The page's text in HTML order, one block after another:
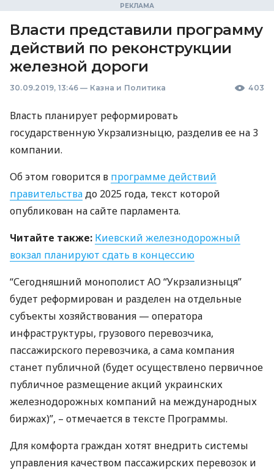
Власти представили программу
действий по реконструкции
железной дороги
30.09.2019, 13:46 — Казна и Политика 403
Власть планирует реформировать
государственную Укрзализныцю, разделив ее на 3
компании.
Об этом говорится в программе действий
правительствадо 2025 года, текст которой
опубликован на сайте парламента.
Читайте также: Киевский железнодорожный
вокзал планируют сдать в концессию
“Сегодняшний монополист АО “Укрзализныця”
будет реформирован и разделен на отдельные
субъекты хозяйствования — оператора
инфраструктуры, грузового перевозчика,
пассажирского перевозчика, а сама компания
станет публичной (будет осуществлено первичное
публичное размещение акций украинских
железнодорожных компаний на международных
биржах)”, – отмечается в тексте Программы.
Для комфорта граждан хотят внедрить системы
управления качеством пассажирских перевозок и